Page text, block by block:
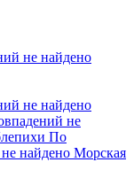
не найдено
не найдено
не
По
найдено Морская